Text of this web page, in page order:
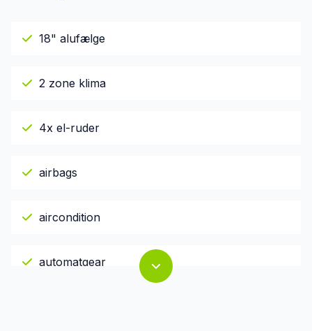
18" alufælge
2 zone klima
4x el-ruder
airbags
aircondition
automatgear